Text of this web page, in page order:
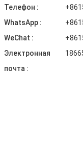
Телефон :
WhatsApp :
WeChat :
Электронная
почта :